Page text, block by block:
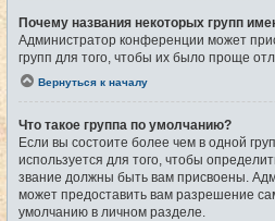
Почему названия некоторых групп
Администратор конференции может
групп для того, чтобы их было проще
Вернуться к началу
Что такое группа по умолчанию?
Если вы состоите более чем в одной
используется для того, чтобы
звание должны быть вам присвоены.
может предоставить вам разрешение
умолчанию в личном разделе.